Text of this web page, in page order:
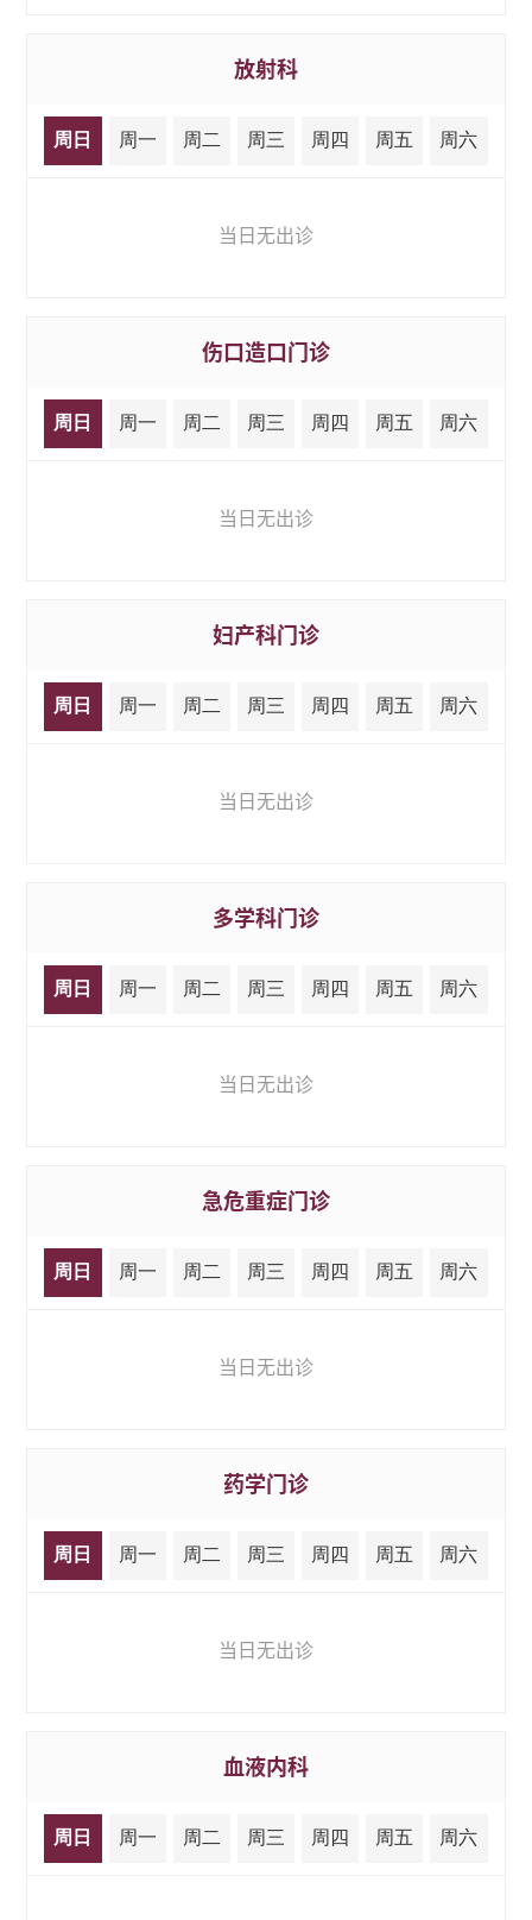
放射科
周日 周一 周二 周三 周四 周五 周六
当日无出诊
伤口造口门诊
周日 周一 周二 周三 周四 周五 周六
当日无出诊
妇产科门诊
周日 周一 周二 周三 周四 周五 周六
当日无出诊
多学科门诊
周日 周一 周二 周三 周四 周五 周六
当日无出诊
急危重症门诊
周日 周一 周二 周三 周四 周五 周六
当日无出诊
药学门诊
周日 周一 周二 周三 周四 周五 周六
当日无出诊
血液内科
周日 周一 周二 周三 周四 周五 周六